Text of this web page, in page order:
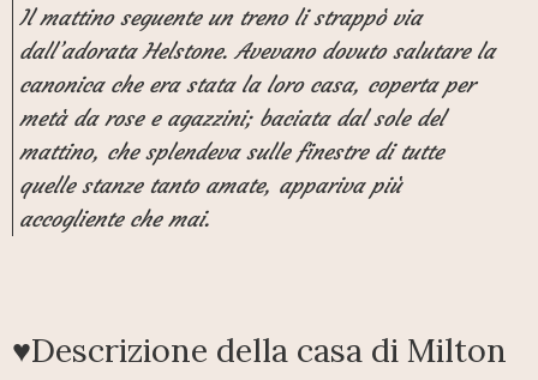
Il mattino seguente un treno li strappò via
dall’adorata Helstone. Avevano dovuto salutare la
canonica che era stata la loro casa, coperta per
metà da rose e agazzini; baciata dal sole del
mattino, che splendeva sulle finestre di tutte
quelle stanze tanto amate, appariva più
accogliente che mai.
♥Descrizione della casa di Milton